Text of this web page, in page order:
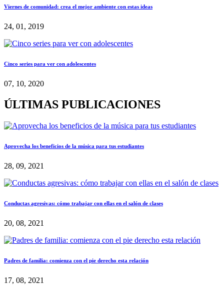
Viernes de comunidad: crea el mejor ambiente con estas ideas
24, 01, 2019
Cinco series para ver con adolescentes
07, 10, 2020
ÚLTIMAS PUBLICACIONES
Aprovecha los beneficios de la música para tus estudiantes
28, 09, 2021
Conductas agresivas: cómo trabajar con ellas en el salón de clases
20, 08, 2021
Padres de familia: comienza con el pie derecho esta relación
17, 08, 2021